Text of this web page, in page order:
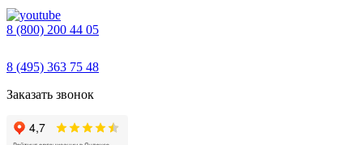
8 (800) 200 44 05
8 (495) 363 75 48
Заказать звонок